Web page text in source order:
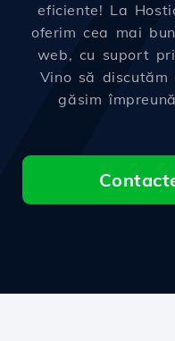
eficiente! La
oferim cea mai
web, cu suport
Vino să
găsim